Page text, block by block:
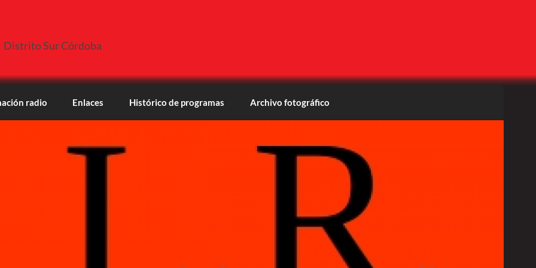
Distrito Sur Córdoba
radio Enlaces Histórico de programas Archivo fotográfico